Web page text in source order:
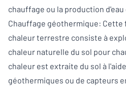
chauffage ou la production d'eau
Chauffage géothermique: Cette
chaleur terrestre consiste à
chaleur naturelle du sol pour
chaleur est extraite du sol à
géothermiques ou de capteurs